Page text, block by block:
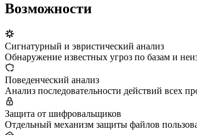
Возможности
Сигнатурный и эвристический анализ
Обнаружение известных угроз по базам и
Поведенческий анализ
Анализ последовательности действий всех
Защита от шифровальщиков
Отдельный механизм защиты файлов